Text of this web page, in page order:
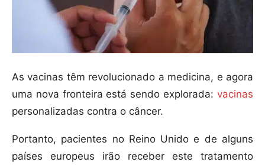
As vacinas têm revolucionado a medicina, e agora
uma nova fronteira está sendo explorada: vacinas
personalizadas contra o câncer.
Portanto, pacientes no Reino Unido e de alguns
países europeus irão receber este tratamento